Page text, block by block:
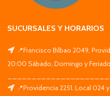
SUCURSALES Y HORARIOS
📍Francisco Bilbao 2049,
20:00 Sábado, Domingo y
📍Providencia 2251. Local 024